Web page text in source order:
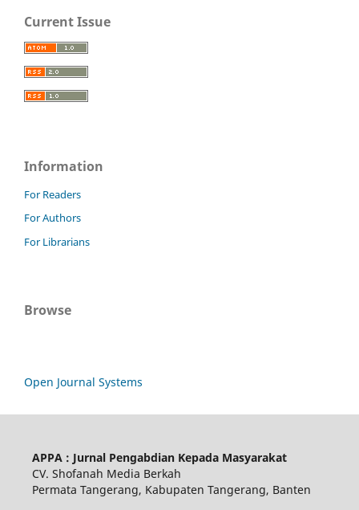
Current Issue
Information
For Readers
For Authors
For Librarians
Browse
Open Journal Systems
APPA : Jurnal Pengabdian Kepada Masyarakat
CV. Shofanah Media Berkah
Permata Tangerang, Kabupaten Tangerang, Banten